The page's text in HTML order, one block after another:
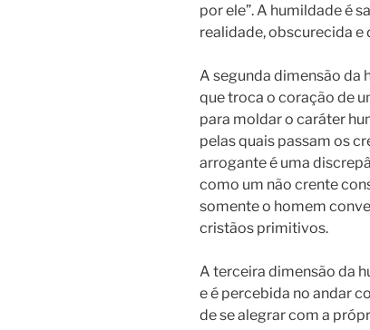
por ele”. A humildade é
realidade, obscurecida
A segunda dimensão da
que troca o coração de
para moldar o caráter
pelas quais passam os
arrogante é uma
como um não crente
somenteo homem
cristãos primitivos.
A terceira dimensão da
e é percebida no andar
de se alegrar com a